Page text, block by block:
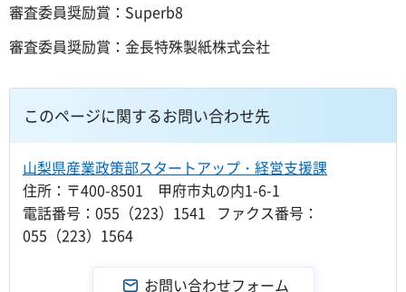
審査委員奨励賞：Superb8
審査委員奨励賞：金長特殊製紙株式会社
このページに関するお問い合わせ先
山梨県産業政策部スタートアップ・経営支援課
住所：〒400-8501 甲府市丸の内1-6-1
電話番号：055（223）1541 ファクス番号：
055（223）1564